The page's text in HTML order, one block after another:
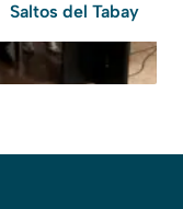
Saltos del Tabay